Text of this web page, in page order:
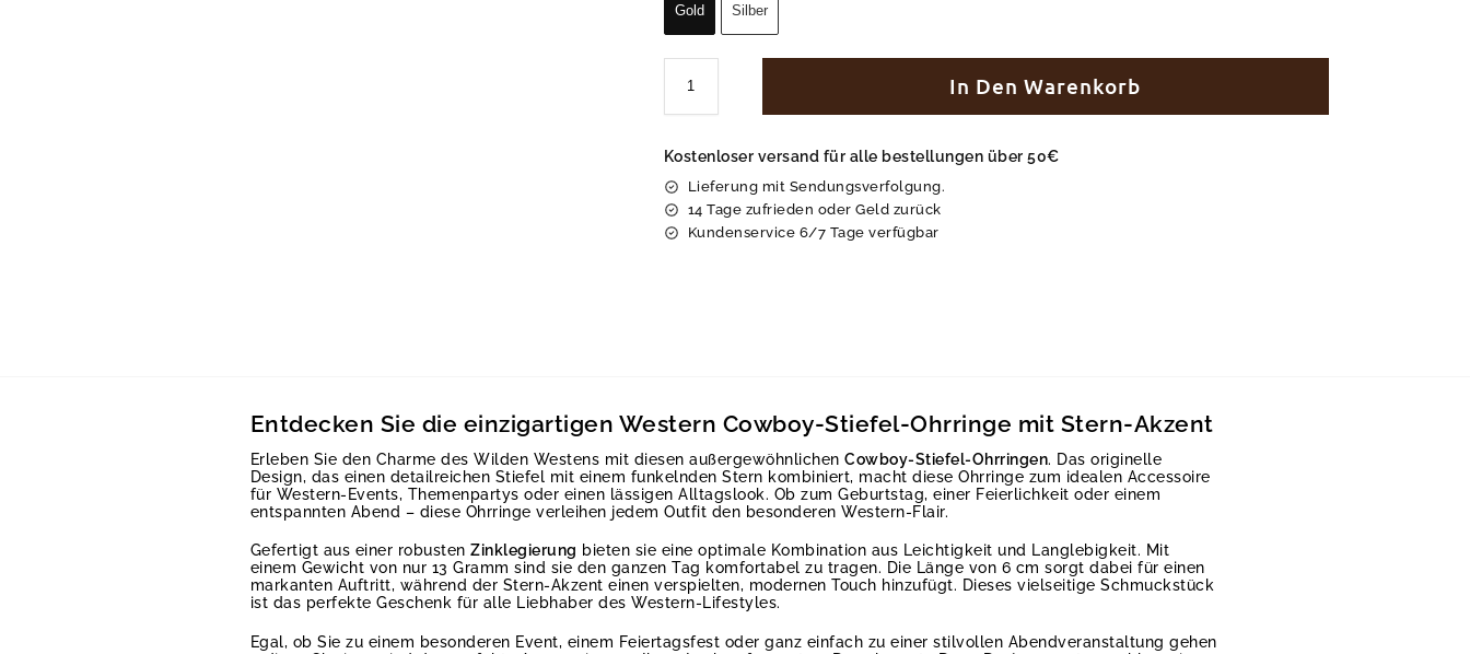
Gold Silber
In Den Warenkorb
Kostenloser versand für alle bestellungen über 50€
Lieferung mit Sendungsverfolgung.
14 Tage zufrieden oder Geld zurück
Kundenservice 6/7 Tage verfügbar
Entdecken Sie die einzigartigen Western Cowboy-Stiefel-Ohrringe mit Stern-Akzent
Erleben Sie den Charme des Wilden Westens mit diesen außergewöhnlichenCowboy-Stiefel-Ohrringen. Das originelle
Design, das einen detailreichen Stiefel mit einem funkelnden Stern kombiniert, macht diese Ohrringe zum idealen Accessoire
für Western-Events, Themenpartys oder einen lässigen Alltagslook. Ob zum Geburtstag, einer Feierlichkeit oder einem
entspannten Abend – diese Ohrringe verleihen jedem Outfit den besonderen Western-Flair.
Gefertigt aus einer robustenZinklegierung bieten sie eine optimale Kombination aus Leichtigkeit und Langlebigkeit. Mit
einem Gewicht von nur 13 Gramm sind sie den ganzen Tag komfortabel zu tragen. Die Länge von 6 cm sorgt dabei für einen
markanten Auftritt, während der Stern-Akzent einen verspielten, modernen Touch hinzufügt. Dieses vielseitige Schmuckstück
ist das perfekte Geschenk für alle Liebhaber des Western-Lifestyles.
Egal, ob Sie zu einem besonderen Event, einem Feiertagsfest oder ganz einfach zu einer stilvollen Abendveranstaltung gehen